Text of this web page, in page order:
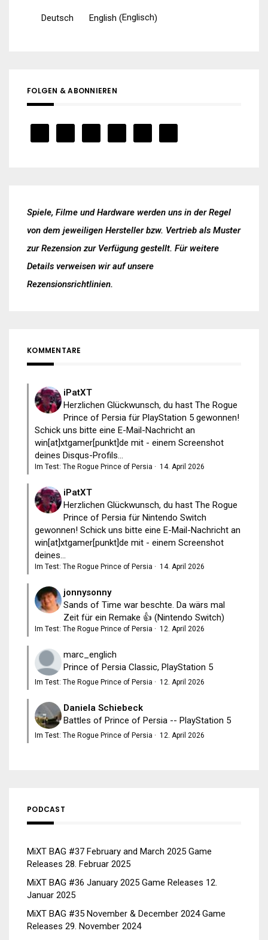
Deutsch English (Englisch)
FOLGEN & ABONNIEREN
Spiele, Filme und Hardware werden uns in der Regel
von dem jeweiligen Hersteller bzw. Vertrieb als Muster
zur Rezension zur Verfügung gestellt. Für weitere
Details verweisen wir auf unsere
Rezensionsrichtlinien.
KOMMENTARE
iPatXT
Herzlichen Glückwunsch, du hast The Rogue
Prince of Persia für PlayStation 5 gewonnen!
Schick uns bitte eine E-Mail-Nachricht an
win[at]xtgamer[punkt]de mit - einem Screenshot
deines Disqus-Profils...
Im Test: The Rogue Prince of Persia · 14. April 2026
iPatXT
Herzlichen Glückwunsch, du hast The Rogue
Prince of Persia für Nintendo Switch
gewonnen! Schick uns bitte eine E-Mail-Nachricht an
win[at]xtgamer[punkt]de mit - einem Screenshot
deines...
Im Test: The Rogue Prince of Persia · 14. April 2026
jonnysonny
Sands of Time war beschte. Da wärs mal
Zeit für ein Remake 👍 (Nintendo Switch)
Im Test: The Rogue Prince of Persia · 12. April 2026
marc_englich
Prince of Persia Classic, PlayStation 5
Im Test: The Rogue Prince of Persia · 12. April 2026
Daniela Schiebeck
Battles of Prince of Persia -- PlayStation 5
Im Test: The Rogue Prince of Persia · 12. April 2026
PODCAST
MiXT BAG #37 February and March 2025 Game
Releases 28. Februar 2025
MiXT BAG #36 January 2025 Game Releases 12.
Januar 2025
MiXT BAG #35 November & December 2024 Game
Releases 29. November 2024